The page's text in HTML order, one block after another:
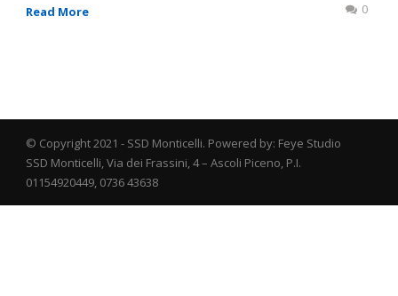
Read More 0
© Copyright 2021 - SSD Monticelli. Powered by: Feye Studio
SSD Monticelli, Via dei Frassini, 4 – Ascoli Piceno, P.I.
01154920449, 0736 43638